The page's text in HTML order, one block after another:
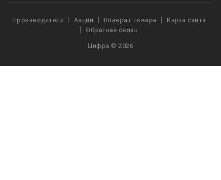
Производители Акции Возврат товара
Карта сайта
Обратная связь
Цифра © 2026